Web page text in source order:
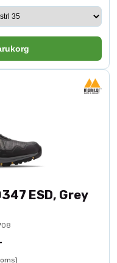
ESD, Grey